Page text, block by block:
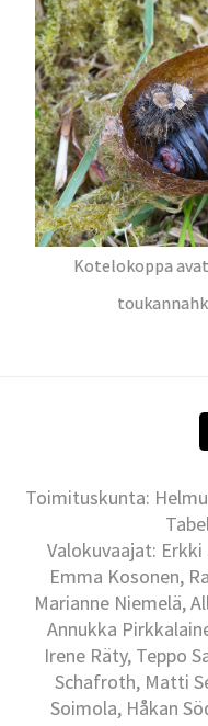
Kotelokoppa
Toimituskunta:
Valokuvaajat:
Emma Kosonen,
Marianne Niemelä,
Annukka
Irene Räty, Teppo
Schafroth, Matti
Soimola, Håkan